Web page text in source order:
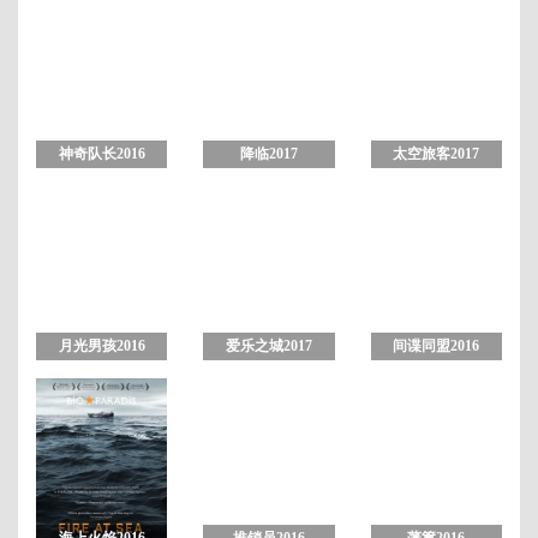
神奇队长2016 降临2017 太空旅客2017
月光男孩2016 爱乐之城2017 间谍同盟2016